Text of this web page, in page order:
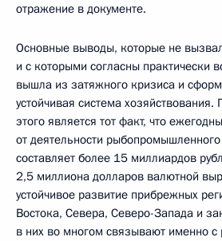
отражение в документе.
Основные выводы, которые не
и с которыми согласны практически
вышла из затяжного кризиса и
устойчивая система
этого является тот факт, что
от деятельности
составляет более 15 миллиардов
2,5 миллиона долларов валютной
устойчивое развитие прибрежных
Востока, Севера, Северо-Запада и
в них во многом связывают именно с